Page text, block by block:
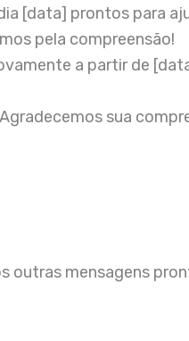
[data] prontos para
pela compreensão!
a partir de
sua
mensagens